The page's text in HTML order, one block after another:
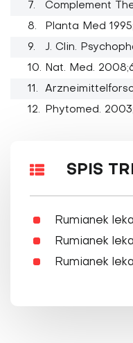
Complement
Planta Med
J. Clin.
Nat. Med.
Phytomed.
SPIS
Rumianek
Rumianek
Rumianek